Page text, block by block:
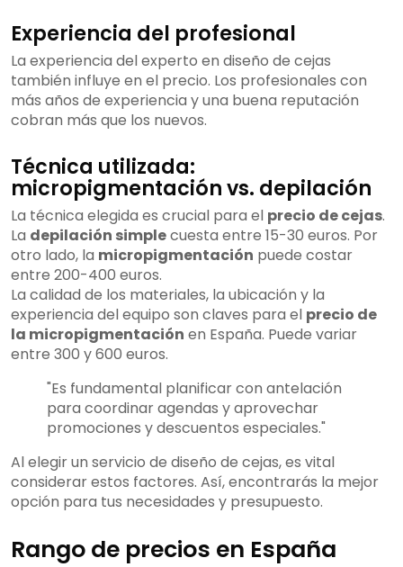
Experiencia del profesional
La experiencia del experto en diseño de cejas
también influye en el precio. Los profesionales con
más años de experiencia y una buena reputación
cobran más que los nuevos.
Técnica utilizada:
micropigmentación vs. depilación
La técnica elegida es crucial para el precio de cejas.
La depilación simplecuesta entre 15-30 euros. Por
otro lado, la micropigmentación puede costar
entre 200-400 euros.
La calidad de los materiales, la ubicación y la
experiencia del equipo son claves para el precio de
la micropigmentación en España. Puede variar
entre 300 y 600 euros.
"Es fundamental planificar con antelación
para coordinar agendas y aprovechar
promociones y descuentos especiales."
Al elegir un servicio de diseño de cejas, es vital
considerar estos factores. Así, encontrarás la mejor
opción para tus necesidades y presupuesto.
Rango de precios en España